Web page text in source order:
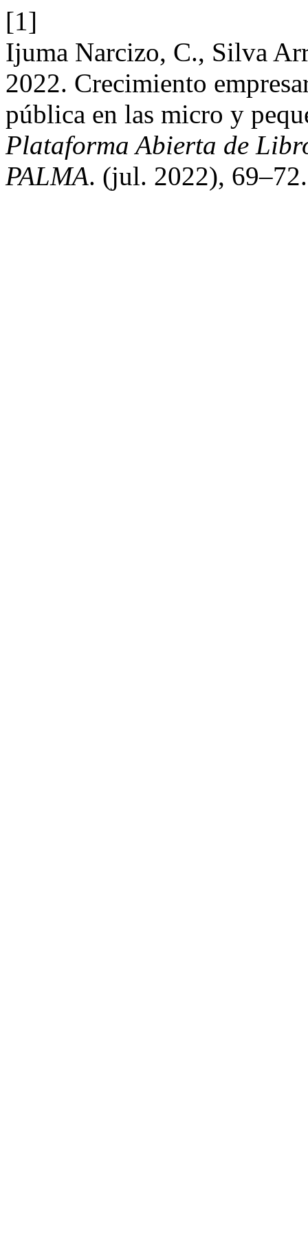
[1]
Ijuma Narcizo, C., Silva
2022. Crecimiento
pública en las micro y
Plataforma Abierta de
PALMA. (jul. 2022), 69–72.